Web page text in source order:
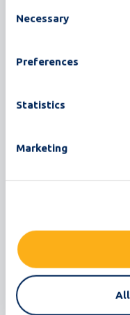
Selection
Necessary
Preferences
Statistics
Marketing
Storie di clienti
Il Percorso del